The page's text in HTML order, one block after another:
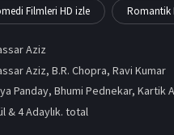
Filmleri HD izle Romantik
Aziz
Aziz, B.R. Chopra, Ravi Kumar
Panday,Bhumi Pednekar,Kartik
& 4 Adaylık. total